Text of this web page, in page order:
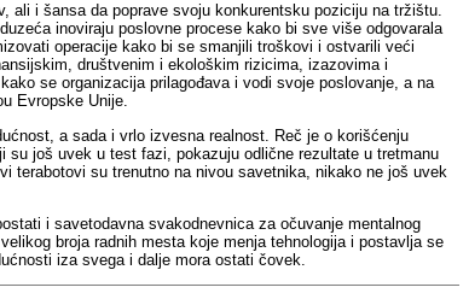
ali i šansa da poprave svoju konkurentsku poziciju na tržištu.
inoviraju poslovne procese kako bi sve više odgovarala
operacije kako bi se smanjili troškovi i ostvarili veći
društvenim i ekološkim rizicima, izazovima i
se organizacija prilagođava i vodi svoje poslovanje, a na
Evropske Unije.
a sada i vrlo izvesna realnost. Reč je o korišćenju
još uvek u test fazi, pokazuju odlične rezultate u tretmanu
terabotovi su trenutno na nivou savetnika, nikako ne još uvek
i savetodavna svakodnevnica za očuvanje mentalnog
broja radnih mesta koje menja tehnologija i postavlja se
iza svega i dalje mora ostati čovek.